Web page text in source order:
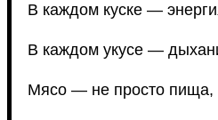
В каждом куске —
В каждом укусе —
Мясо — не просто пища,